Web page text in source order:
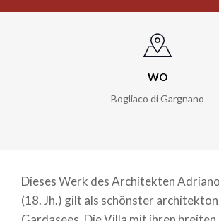
WO
Bogliaco di Gargnano
Dieses Werk des Architekten
(18. Jh.) gilt als schönster